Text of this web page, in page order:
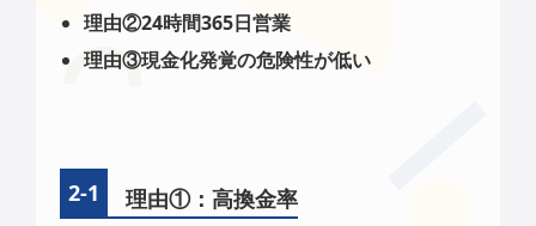
理由②24時間365日営業
理由③現金化発覚の危険性が低い
理由①：高換金率